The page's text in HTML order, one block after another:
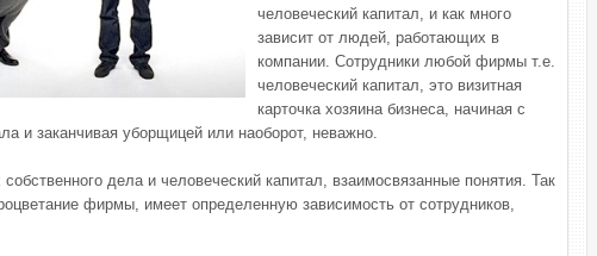
человеческий капитал, и как много
зависит от людей, работающих в
компании. Сотрудники любой фирмы т.е.
человеческий капитал, это визитная
карточка хозяина бизнеса, начиная с
и заканчивая уборщицей или наоборот, неважно.
дела и человеческий капитал, взаимосвязанные понятия. Так
фирмы, имеет определенную зависимость от сотрудников,